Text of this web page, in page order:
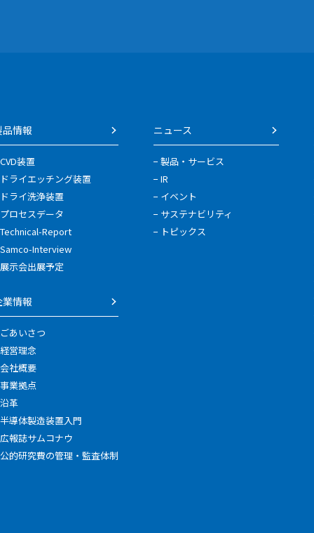
品情報
CVD装置
ドライエッチング装置
ドライ洗浄装置
プロセスデータ
Technical-Report
Samco-Interview
展示会出展予定
業情報
ごあいさつ
経営理念
会社概要
事業拠点
沿革
半導体製造装置入門
広報誌サムコナウ
公的研究費の管理・監査体制
ニュース
製品・サービス
IR
イベント
サステナビリティ
トピックス